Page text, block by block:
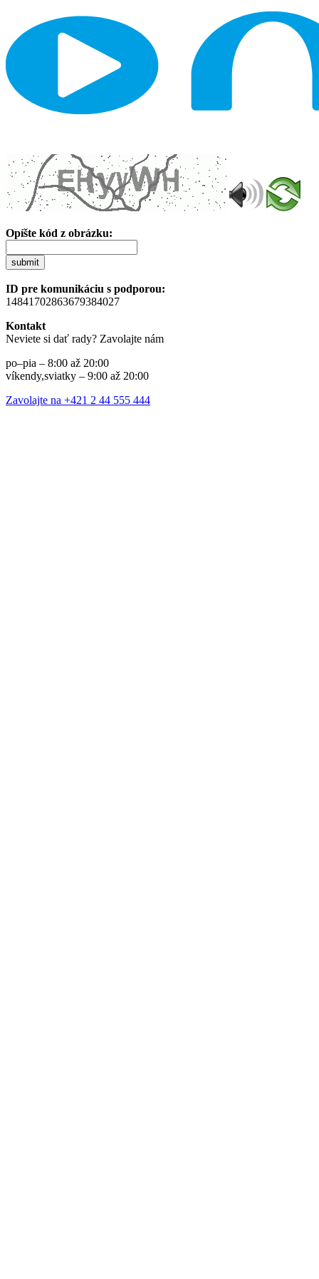
Opíšte kód z obrázku:
submit
ID pre komunikáciu s podporou:
14841702863679384027
Kontakt
Neviete si dať rady? Zavolajte nám
po–pia – 8:00 až 20:00
víkendy,sviatky – 9:00 až 20:00
Zavolajte na +421 2 44 555 444